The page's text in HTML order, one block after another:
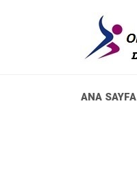
ANA SAYFA